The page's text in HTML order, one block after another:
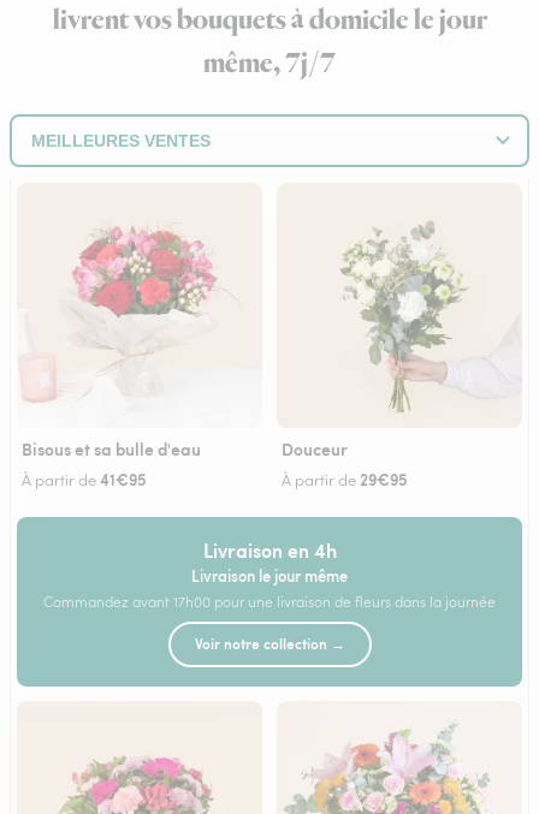
livrent vos bouquets à domicile le jour
même, 7j/7
Bisous et sa bulle d'eau
À partir de41€95
Douceur
À partir de 29€95
Livraison en 4h
Livraison le jour même
Commandez avant 17h00 pour une livraison de fleurs dans la journée
Voir notre collection →